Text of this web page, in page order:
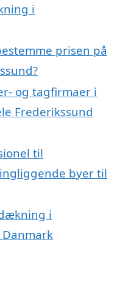
i
prisen på
og tagfirmaer i
Frederikssund
til
byer til
i